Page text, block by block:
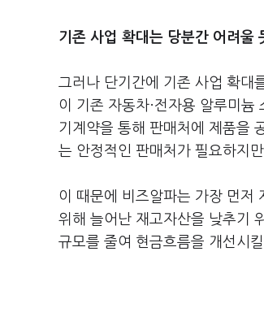
기존 사업 확대는 당분간 어려
그러나 단기간에 기존 사업 확대
이 기존 자동차·전자용 알루미
기계약을 통해 판매처에 제품을
는 안정적인 판매처가 필요하지
이 때문에 비즈알파는 가장 먼저
위해 늘어난 재고자산을 낮추기
규모를 줄여 현금흐름을 개선시